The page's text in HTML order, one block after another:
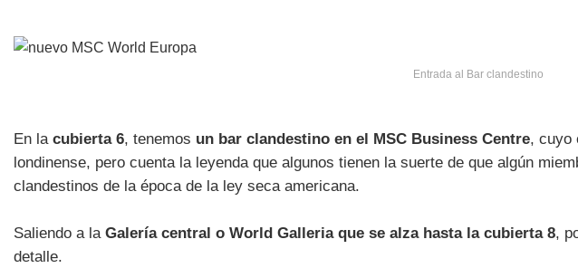
Entrada al Bar clandestino
En la cubierta 6, tenemos un bar clandestino en el MSC Business Centre, cuyo
londinense, pero cuenta la leyenda que algunos tienen la suerte de que algún
clandestinos de la época de la ley seca americana.
Saliendo a la Galería central o World Galleria que se alza hasta la cubierta 8,
detalle.